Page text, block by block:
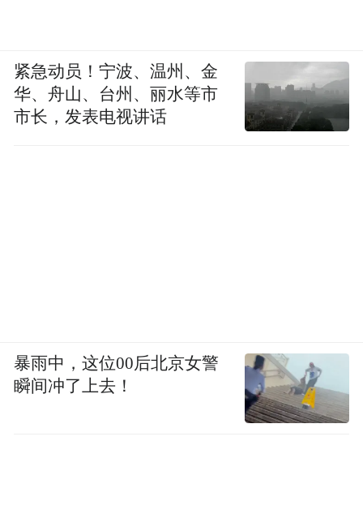
紧急动员！宁波、温州、金
华、舟山、台州、丽水等市
市长，发表电视讲话
暴雨中，这位00后北京女警
瞬间冲了上去！